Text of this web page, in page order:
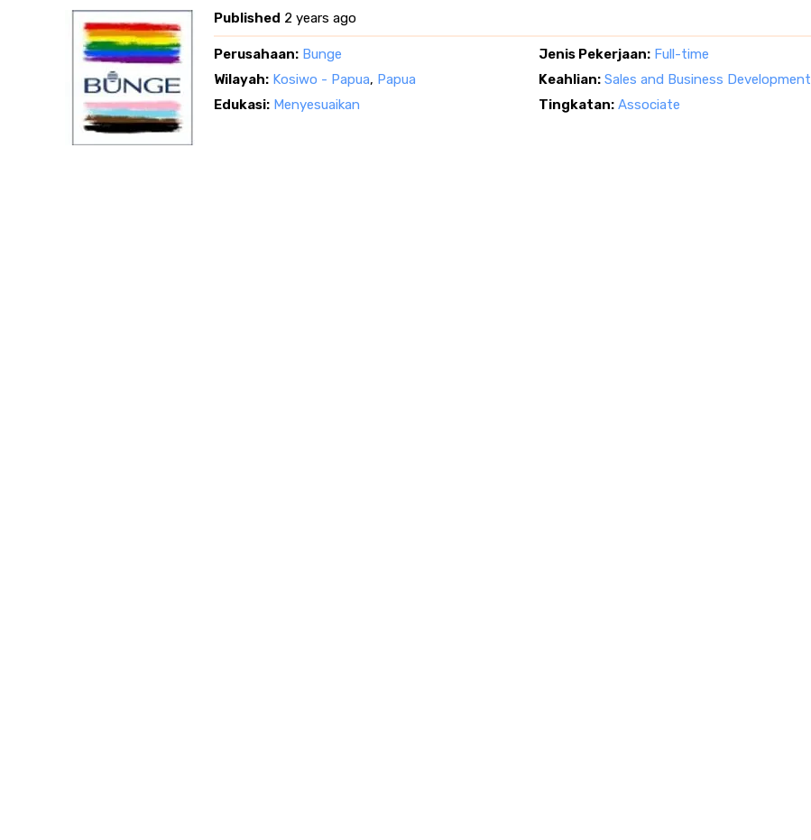
Published 2 years ago
Perusahaan: Bunge Jenis Pekerjaan: Full-time
Wilayah: Kosiwo - Papua, Papua Keahlian: Sales and Business Development
Edukasi: Menyesuaikan Tingkatan: Associate